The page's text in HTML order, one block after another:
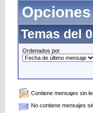
Temas del
Ordenados por
Contiene mensajes sin
No contiene mensajes